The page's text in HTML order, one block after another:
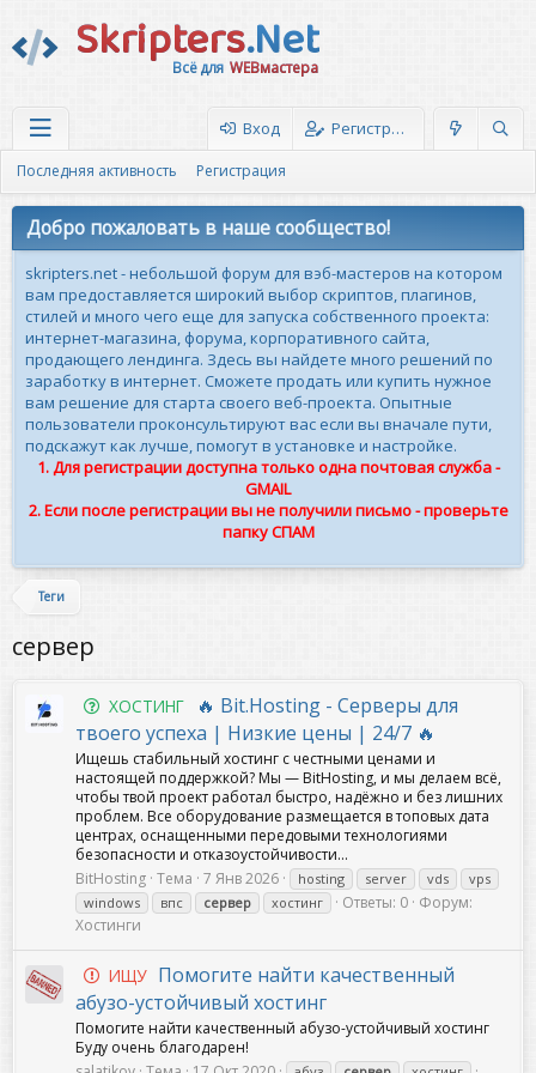
Skripters.Net
Всё для WEBмастера
Вход Регистрация
Последняя активность Регистрация
Добро пожаловать в наше сообщество!
skripters.net - небольшой форум для вэб-мастеров на котором
вам предоставляется широкий выбор скриптов, плагинов,
стилей и много чего еще для запуска собственного проекта:
интернет-магазина, форума, корпоративного сайта,
продающего лендинга. Здесь вы найдете много решений по
заработку в интернет. Сможете продать или купить нужное
вам решение для старта своего веб-проекта. Опытные
пользователи проконсультируют вас если вы вначале пути,
подскажут как лучше, помогут в установке и настройке.
1. Для регистрации доступна только одна почтовая служба -
GMAIL
2. Если после регистрации вы не получили письмо - проверьте
папку СПАМ
Теги
сервер
ХОСТИНГ
🔥 Bit.Hosting - Cерверы для
твоего успеха | Низкие цены | 24/7 🔥
Ищешь стабильный хостинг с честными ценами и
настоящей поддержкой? Мы — BitHosting, и мы делаем всё,
чтобы твой проект работал быстро, надёжно и без лишних
проблем. Все оборудование размещается в топовых дата
центрах, оснащенными передовыми технологиями
безопасности и отказоустойчивости...
BitHosting Тема 7 Янв 2026 hosting server vds
vps
windows
впс сервер хостинг Ответы: 0 Форум:
Хостинги
ИЩУ Помогите найти качественный
абузо-устойчивый хостинг
Помогите найти качественный абузо-устойчивый хостинг
Буду очень благодарен!